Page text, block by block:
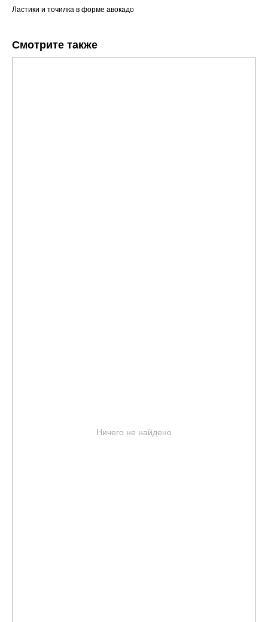
Ластики и точилка в форме авокадо
Смотрите также
Ничего не найдено